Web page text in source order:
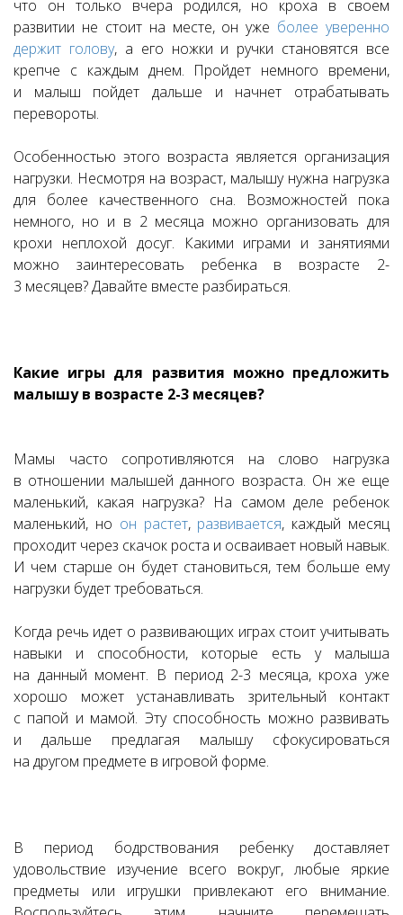
что он только вчера родился, но кроха в своем
развитии не стоит на месте, он уже более уверенно
держит голову, а его ножки и ручки становятся все
крепче с каждым днем. Пройдет немного времени,
и малыш пойдет дальше и начнет отрабатывать
перевороты.
Особенностью этого возраста является организация
нагрузки. Несмотря на возраст, малышу нужна нагрузка
для более качественного сна. Возможностей пока
немного, но и в 2 месяца можно организовать для
крохи неплохой досуг. Какими играми и занятиями
можно заинтересовать ребенка в возрасте 2-
3 месяцев? Давайте вместе разбираться.
Какие игры для развития можно предложить
малышу в возрасте 2-3 месяцев?
Мамы часто сопротивляются на слово нагрузка
в отношении малышей данного возраста. Он же еще
маленький, какая нагрузка? На самом деле ребенок
маленький, но он растет, развивается, каждый месяц
проходит через скачок роста и осваивает новый навык.
И чем старше он будет становиться, тем больше ему
нагрузки будет требоваться.
Когда речь идет о развивающих играх стоит учитывать
навыки и способности, которые есть у малыша
на данный момент. В период 2-3 месяца, кроха уже
хорошо может устанавливать зрительный контакт
с папой и мамой. Эту способность можно развивать
и дальше предлагая малышу сфокусироваться
на другом предмете в игровой форме.
В период бодрствования ребенку доставляет
удовольствие изучение всего вокруг, любые яркие
предметы или игрушки привлекают его внимание.